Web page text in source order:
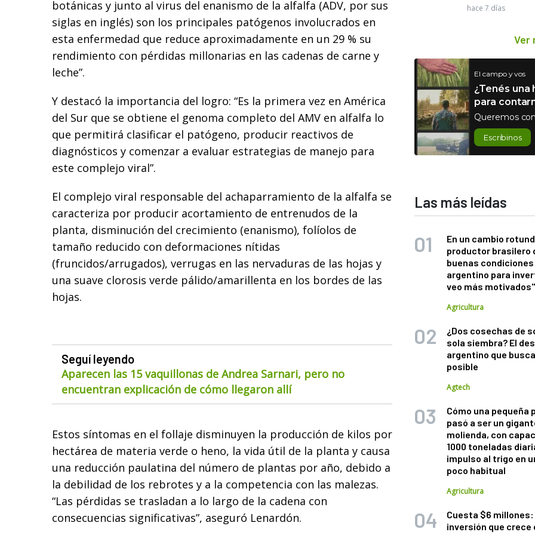
botánicas y junto al virus del enanismo de la alfalfa (ADV, por sus
siglas en inglés) son los principales patógenos involucrados en
esta enfermedad que reduce aproximadamente en un 29 % su
rendimiento con pérdidas millonarias en las cadenas de carne y
leche”.
Y destacó la importancia del logro: “Es la primera vez en América
del Sur que se obtiene el genoma completo del AMV en alfalfa lo
que permitirá clasificar el patógeno, producir reactivos de
diagnósticos y comenzar a evaluar estrategias de manejo para
este complejo viral”.
El complejo viral responsable del achaparramiento de la alfalfa se
caracteriza por producir acortamiento de entrenudos de la
planta, disminución del crecimiento (enanismo), folíolos de
tamaño reducido con deformaciones nítidas
(fruncidos/arrugados), verrugas en las nervaduras de las hojas y
una suave clorosis verde pálido/amarillenta en los bordes de las
hojas.
Seguí leyendo
Aparecen las 15 vaquillonas de Andrea Sarnari, pero no
encuentran explicación de cómo llegaron allí
Estos síntomas en el follaje disminuyen la producción de kilos por
hectárea de materia verde o heno, la vida útil de la planta y causa
una reducción paulatina del número de plantas por año, debido a
la debilidad de los rebrotes y a la competencia con las malezas.
“Las pérdidas se trasladan a lo largo de la cadena con
consecuencias significativas”, aseguró Lenardón.
hace 7 días
Ver
El campo y vos
¿Tenés una
para
Queremos
Escribinos
Las más leídas
En un cambio
productor brasilero
buenas
argentino para
veo más motivados"
Agricultura
¿Dos cosechas de
sola siembra? El
argentino que
posible
Agtech
Cómo una pequeña
pasó a ser un
molienda, con
1000 toneladas
impulso al trigo en
poco habitual
Agricultura
Cuesta $6
inversión que crece